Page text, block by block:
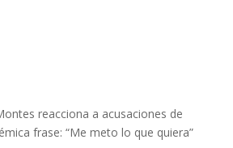
reacciona a acusaciones de
frase: “Me meto lo que quiera”